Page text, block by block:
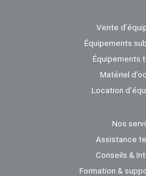
Vente
Équipements
Équipements
Matériel
Location
Nos
Assistance
Conseils &
Formation &